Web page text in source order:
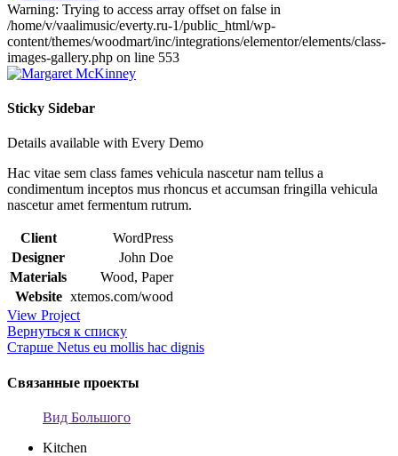
Warning: Trying to access array offset on false in
/home/v/vaalimusic/everty.ru-1/public_html/wp-
content/themes/woodmart/inc/integrations/elementor/elements/class-
images-gallery.php on line 553
Sticky Sidebar
Details available with Every Demo
Hac vitae sem class fames vehicula nascetur nam tellus a
condimentum inceptos mus rhoncus et accumsan fringilla vehicula
nascetur amet fermentum rutrum.
Client
WordPress
Designer
John Doe
Materials
Wood, Paper
Website xtemos.com/wood
View Project
Вернуться к списку
Старше Netus eu mollis hac dignis
Связанные проекты
Вид Большого
Kitchen